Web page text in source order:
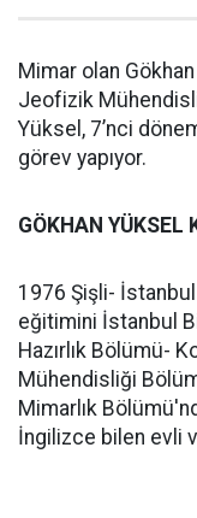
Mimar olan Gökhan
Jeofizik
Yüksel, 7’nci
görev yapıyor.
GÖKHAN YÜKSEL
1976 Şişli-
eğitimini İstanbul
Hazırlık Bölümü-
Mühendisliği
Mimarlık
İngilizce bilen evli